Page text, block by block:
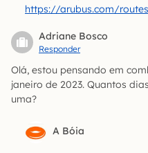
https://arubus.com/
Adriane Bosco
Responder
Olá, estou pensando em
janeiro de 2023. Quantos
uma?
A Bóia